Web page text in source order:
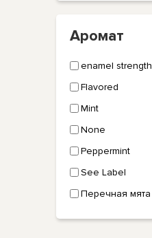
Аромат
enamel strength
Flavored
Mint
None
Peppermint
See Label
Перечная мята